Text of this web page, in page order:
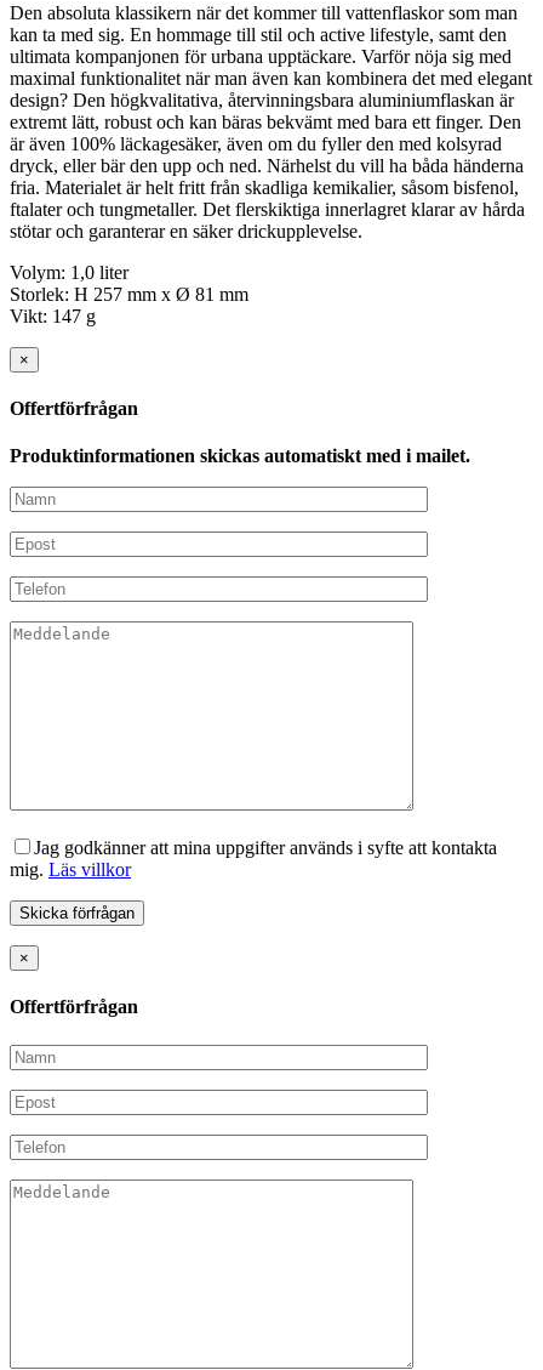
Den absoluta klassikern när det kommer till vattenflaskor som man
kan ta med sig. En hommage till stil och active lifestyle, samt den
ultimata kompanjonen för urbana upptäckare. Varför nöja sig med
maximal funktionalitet när man även kan kombinera det med elegant
design? Den högkvalitativa, återvinningsbara aluminiumflaskan är
extremt lätt, robust och kan bäras bekvämt med bara ett finger. Den
är även 100% läckagesäker, även om du fyller den med kolsyrad
dryck, eller bär den upp och ned. Närhelst du vill ha båda händerna
fria. Materialet är helt fritt från skadliga kemikalier, såsom bisfenol,
ftalater och tungmetaller. Det flerskiktiga innerlagret klarar av hårda
stötar och garanterar en säker drickupplevelse.
Volym: 1,0 liter
Storlek: H 257 mm x Ø 81 mm
Vikt: 147 g
×
Offertförfrågan
Produktinformationen skickas automatiskt med i mailet.
Jag godkänner att mina uppgifter används i syfte att kontakta
mig. Läs villkor
×
Offertförfrågan